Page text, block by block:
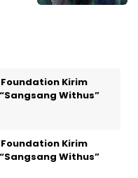
Kirim
Withus”
Kirim
Withus”